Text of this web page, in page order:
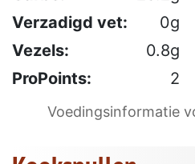
Verzadigd vet:
0g
Vezels:
0.8g
ProPoints:
2
Voedingsinformatie